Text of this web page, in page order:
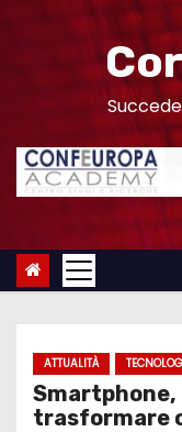
n
ATTUALITÀ
Smartphone,
trasformare